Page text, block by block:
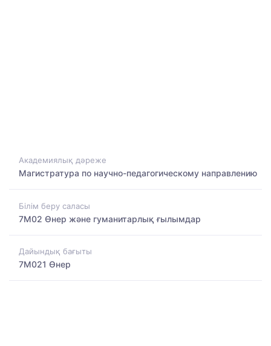
Академиялық дәреже
Магистратура по научно-педагогическому направлению
Білім беру саласы
7M02 Өнер және гуманитарлық ғылымдар
Дайындық бағыты
7M021 Өнер